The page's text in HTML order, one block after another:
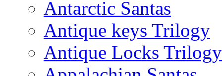
Antarctic Santas
Antique keys Trilogy
Antique Locks Trilogy